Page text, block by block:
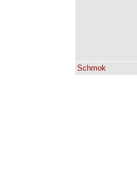
Schmok